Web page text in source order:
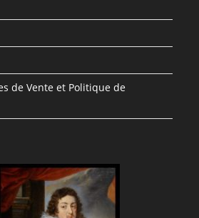
de Vente et Politique de